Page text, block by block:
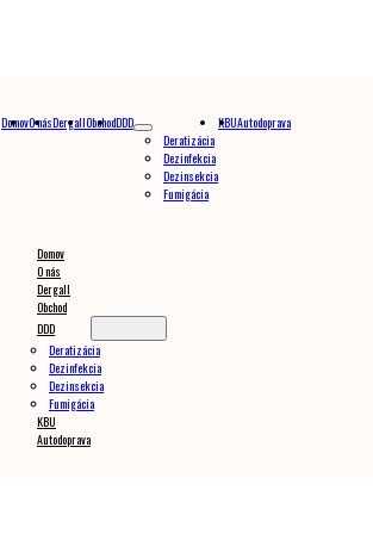
DomovO násDergallObchodDDD
Deratizácia
Dezinfekcia
Dezinsekcia
Fumigácia
KBUAutodoprava
Domov
O nás
Dergall
Obchod
DDD
Deratizácia
Dezinfekcia
Dezinsekcia
Fumigácia
KBU
Autodoprava